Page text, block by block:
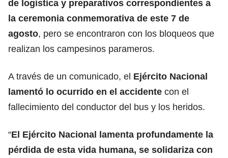
de logística y preparativos correspondientes a
la ceremonia conmemorativa de este 7 de
agosto, pero se encontraron con los bloqueos que
realizan los campesinos parameros.
A través de un comunicado, el Ejército Nacional
lamentó lo ocurrido en el accidente con el
fallecimiento del conductor del bus y los heridos.
“El Ejército Nacional lamenta profundamente la
pérdida de esta vida humana, se solidariza con